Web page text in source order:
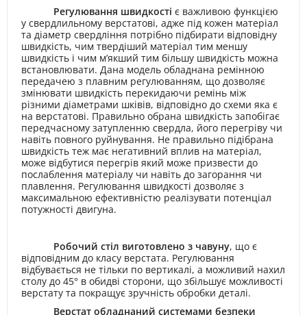
Регулювання швидкості є важливою функцією
у свердлильному верстатові, адже під кожен матеріал
та діаметр свердління потрібно підбирати відповідну
швидкість, чим твердіший матеріал тим меншу
швидкість і чим м’якший тим більшу швидкість можна
встановлювати. Дана модель обладнана ремінною
передачею з плавним регулюванням, що дозволяє
змінювати швидкість перекидаючи ремінь між
різними діаметрами шківів, відповідно до схеми яка є
на верстатові. Правильно обрана швидкість запобігає
передчасному затупленню свердла, його перегріву чи
навіть повного руйнування. Не правильно підібрана
швидкість теж має негативний вплив на матеріал,
може відбутися перегрів який може призвести до
послаблення матеріалу чи навіть до загорання чи
плавлення. Регулювання швидкості дозволяє з
максимальною ефективністю реалізувати потенціал
потужності двигуна.
Робочий стіл виготовлено з чавуну, що є
відповідним до класу верстата. Регулювання
відбувається не тільки по вертикалі, а можливий нахил
столу до 45° в обидві сторони, що збільшує можливості
верстату та покращує зручність обробки деталі.
Верстат обладнаний системами безпеки